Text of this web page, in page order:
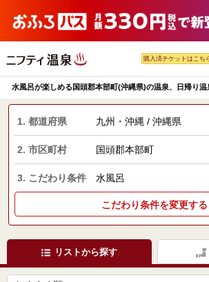
購入済チケットはこち
水風呂が楽しめる国頭郡本部町(沖縄県)の温泉、日帰り
1. 都道府県 九州・沖縄 / 沖縄県
2. 市区町村 国頭郡本部町
3. こだわり条件 水風呂
こだわり条件を変更する
リストから探す